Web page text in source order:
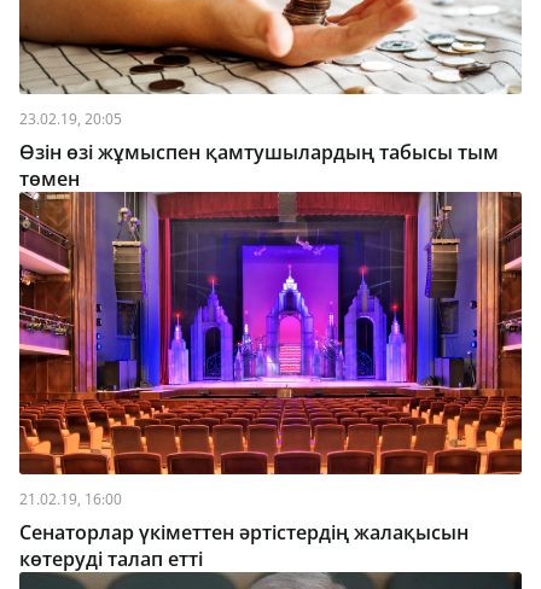
23.02.19, 20:05
Өзін өзі жұмыспен қамтушылардың табысы тым
төмен
21.02.19, 16:00
Сенаторлар үкіметтен әртістердің жалақысын
көтеруді талап етті